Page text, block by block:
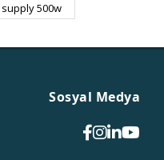
500w
Sosyal Medya